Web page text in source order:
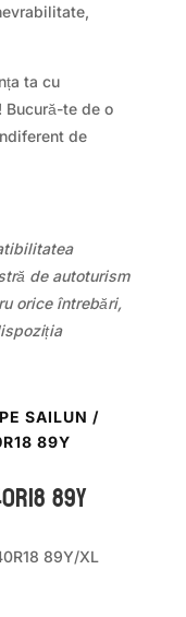
ta cu
! Bucură-te de o
de
de autoturism
orice întrebări,
SAILUN /
89Y
89Y
89Y/XL